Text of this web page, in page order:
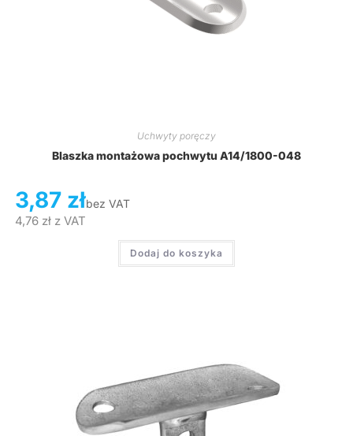
Uchwyty poręczy
Blaszka montażowa pochwytu A14/1800-048
3,87 złbez VAT
4,76 złz VAT
Dodaj do koszyka